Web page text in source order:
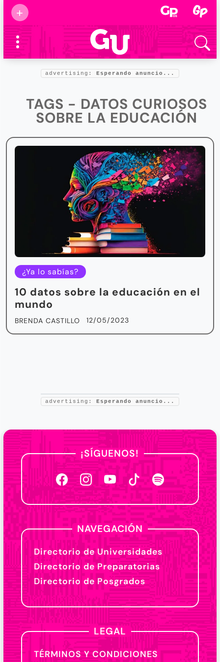
+
Supermamás
2025
Marcas de
confianza
Foro salud
advertising: Esperando anuncio...
TAGS - DATOS CURIOSOS
SOBRE LA EDUCACIÓN
¿Ya lo sabías?
10 datos sobre la educación en el
mundo
BRENDA CASTILLO 12/05/2023
advertising: Esperando anuncio...
¡SÍGUENOS!
NAVEGACIÓN
Directorio de Universidades
Directorio de Preparatorias
Directorio de Posgrados
LEGAL
TÉRMINOS Y CONDICIONES